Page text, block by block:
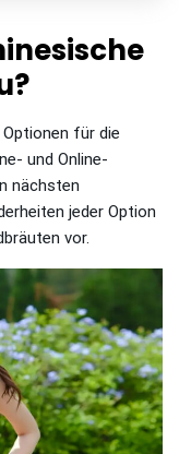
für die
und Online-
nächsten
jeder Option
vor.